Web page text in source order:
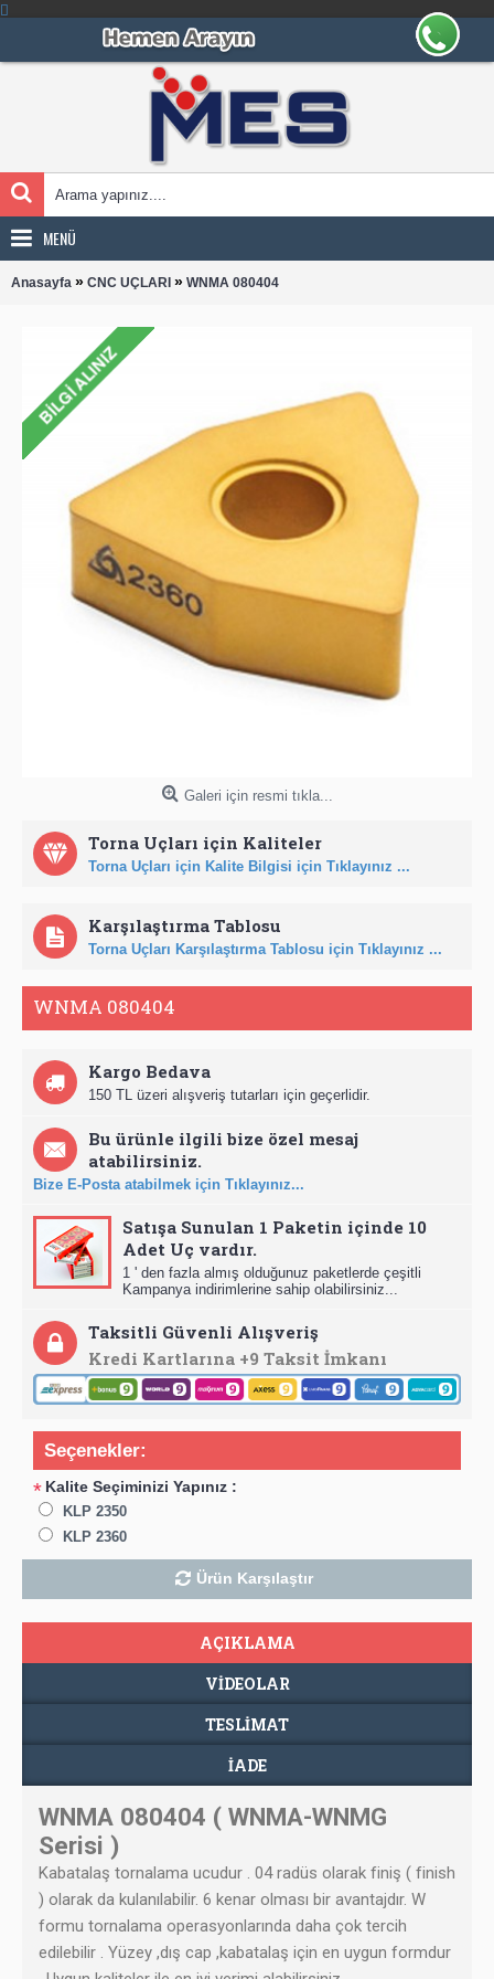
MENÜ
Anasayfa » CNC UÇLARI » WNMA 080404
Galeri için resmi tıkla...
Torna Uçları için Kaliteler
Torna Uçları için Kalite Bilgisi için Tıklayınız ...
Karşılaştırma Tablosu
Torna Uçları Karşılaştırma Tablosu için Tıklayınız ...
WNMA 080404
Kargo Bedava
150 TL üzeri alışveriş tutarları için geçerlidir.
Bu ürünle ilgili bize özel mesaj
atabilirsiniz.
Bize E-Posta atabilmek için Tıklayınız...
Satışa Sunulan 1 Paketin içinde 10
Adet Uç vardır.
1 ' den fazla almış olduğunuz paketlerde çeşitli
Kampanya indirimlerine sahip olabilirsiniz...
Taksitli Güvenli Alışveriş
Kredi Kartlarına +9 Taksit İmkanı
Seçenekler:
* Kalite Seçiminizi Yapınız :
KLP 2350
KLP 2360
Ürün Karşılaştır
AÇIKLAMA
VIDEOLAR
TESLIMAT
İADE
WNMA 080404 ( WNMA-WNMG
Serisi )
Kabatalaş tornalama ucudur . 04 radüs olarak finiş ( finish
) olarak da kulanılabilir. 6 kenar olması bir avantajdır. W
formu tornalama operasyonlarında daha çok tercih
edilebilir . Yüzey ,dış cap ,kabatalaş için en uygun formdur